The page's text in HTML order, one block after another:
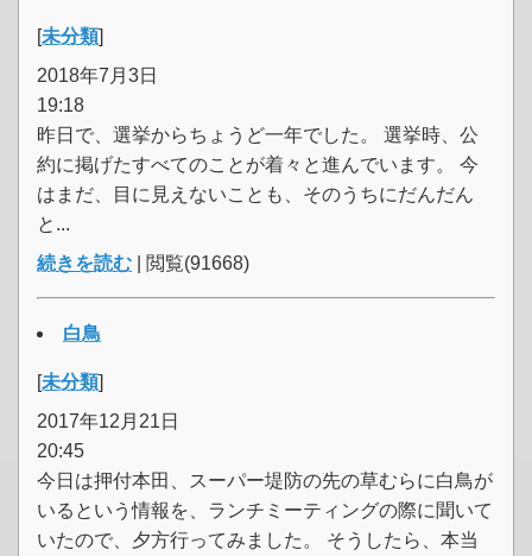
[未分類]
2018年7月3日
19:18
昨日で、選挙からちょうど一年でした。 選挙時、公
約に掲げたすべてのことが着々と進んでいます。 今
はまだ、目に見えないことも、そのうちにだんだん
と...
続きを読む | 閲覧(91668)
白鳥
[未分類]
2017年12月21日
20:45
今日は押付本田、スーパー堤防の先の草むらに白鳥が
いるという情報を、ランチミーティングの際に聞いて
いたので、夕方行ってみました。 そうしたら、本当